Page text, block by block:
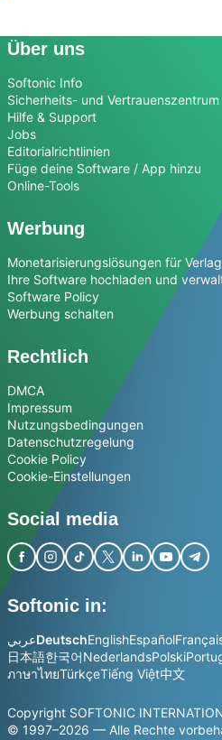
Über uns
Softonic Info
Sicherheits- und Vertrauenszentrum
Hilfe & Support
Jobs
Editorialrichtlinien
Füge deine Software / App hinzu
Online-Tools
Werbung
Monetarisierungslösungen für
Ihre Software hochladen und
Software Policy
Werbung schalten
Rechtlich
DMCA
Impressum
Nutzungsbedingungen
Datenschutzregelung
Cookie Policy
Cookie-Einstellungen
Social media
Softonic in:
عربيDeutschEnglishEspañol
日本語한국어NederlandsPolski
ภาษาไทยTürkçeTiếng Việt中文
Copyright SOFTONIC
© 1997–2026 — Alle Rechte